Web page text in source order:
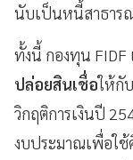
นับเป็นหนี้สาธาร
ทั้งนี้ กองทุน FIDF
ปล่อยสินเชื่อให้กั
วิกฤติการเงินปี
งบประมาณเพื่อใช้